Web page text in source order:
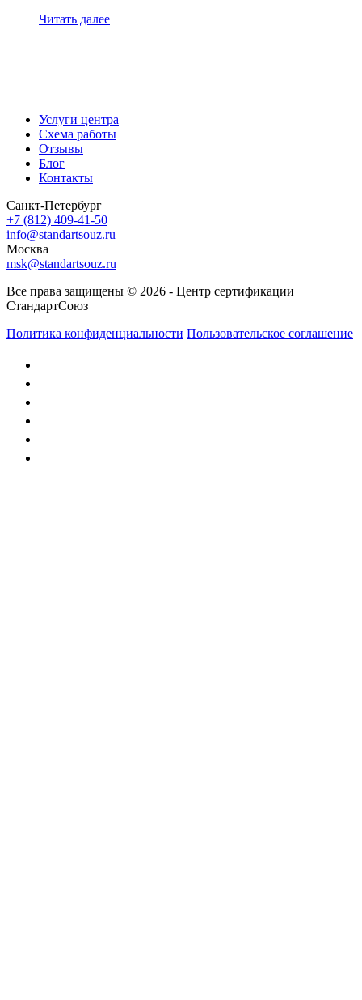
Читать далее
Услуги центра
Схема работы
Отзывы
Блог
Контакты
Санкт-Петербург
+7 (812) 409-41-50
info@standartsouz.ru
Москва
msk@standartsouz.ru
Все права защищены © 2026 - Центр сертификации
СтандартСоюз
Политика конфиденциальности Пользовательское соглашение